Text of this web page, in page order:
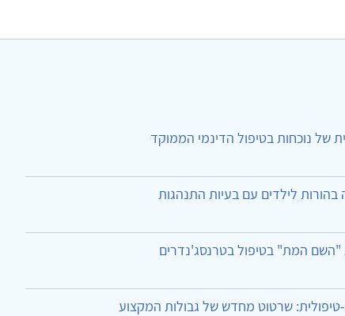
של נוכחות בטיפול הדינמי הממוקד
לילדים עם בעיות התנהגות
"השם המת" בטיפול בטרנסג'נדרים
שרטוט מחדש של גבולות המקצוע